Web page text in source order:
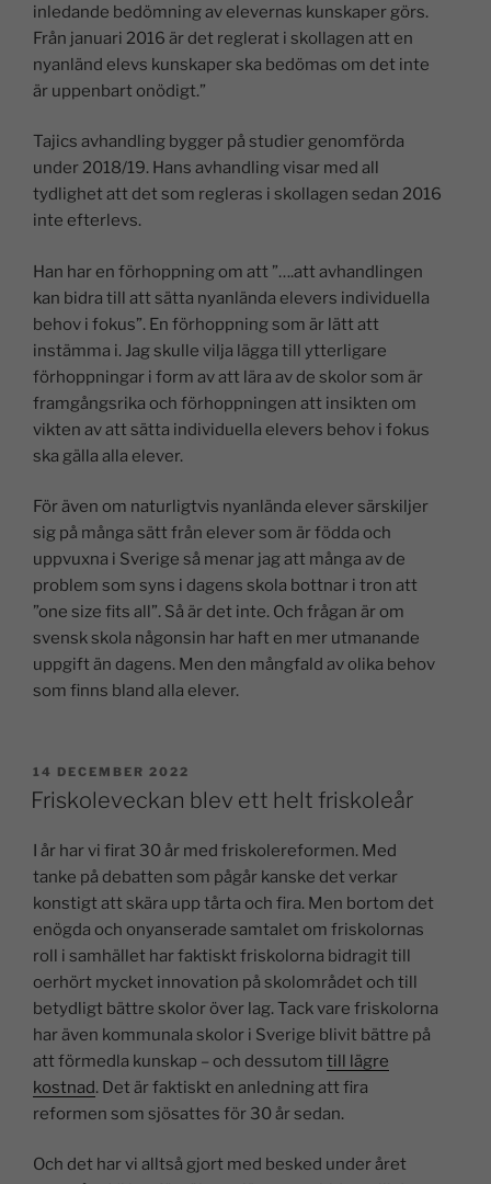
inledande bedömning av elevernas kunskaper görs.
Från januari 2016 är det reglerat i skollagen att en
nyanländ elevs kunskaper ska bedömas om det inte
är uppenbart onödigt.”
Tajics avhandling bygger på studier genomförda
under 2018/19. Hans avhandling visar med all
tydlighet att det som regleras i skollagen sedan 2016
inte efterlevs.
Han har en förhoppning om att ”….att avhandlingen
kan bidra till att sätta nyanlända elevers individuella
behov i fokus”. En förhoppning som är lätt att
instämma i. Jag skulle vilja lägga till ytterligare
förhoppningar i form av att lära av de skolor som är
framgångsrika och förhoppningen att insikten om
vikten av att sätta individuella elevers behov i fokus
ska gälla alla elever.
För även om naturligtvis nyanlända elever särskiljer
sig på många sätt från elever som är födda och
uppvuxna i Sverige så menar jag att många av de
problem som syns i dagens skola bottnar i tron att
”one size fits all”. Så är det inte. Och frågan är om
svensk skola någonsin har haft en mer utmanande
uppgift än dagens. Men den mångfald av olika behov
som finns bland alla elever.
14 DECEMBER 2022
Friskoleveckan blev ett helt friskoleår
I år har vi firat 30 år med friskolereformen. Med
tanke på debatten som pågår kanske det verkar
konstigt att skära upp tårta och fira. Men bortom det
enögda och onyanserade samtalet om friskolornas
roll i samhället har faktiskt friskolorna bidragit till
oerhört mycket innovation på skolområdet och till
betydligt bättre skolor över lag. Tack vare friskolorna
har även kommunala skolor i Sverige blivit bättre på
att förmedla kunskap – och dessutom till lägre
kostnad. Det är faktiskt en anledning att fira
reformen som sjösattes för 30 år sedan.
Och det har vi alltså gjort med besked under året